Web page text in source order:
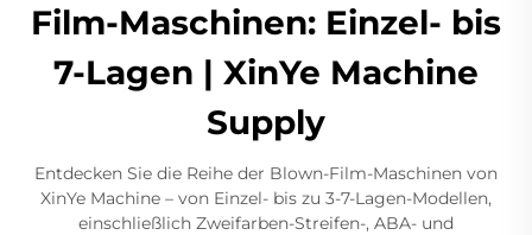
Film-Maschinen: Einzel- bis
7-Lagen | XinYe Machine
Supply
Entdecken Sie die Reihe der Blown-Film-Maschinen von
XinYe Machine – von Einzel- bis zu 3-7-Lagen-Modellen,
einschließlich Zweifarben-Streifen-, ABA- und